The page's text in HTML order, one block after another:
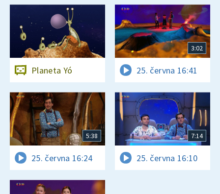
Planeta Yó
3:02
25. června 16:41
5:38
25. června 16:24
7:14
25. června 16:10